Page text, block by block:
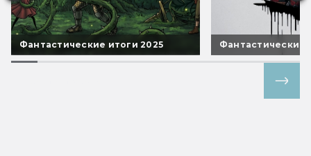
Фантастические итоги 2025 Фантастические